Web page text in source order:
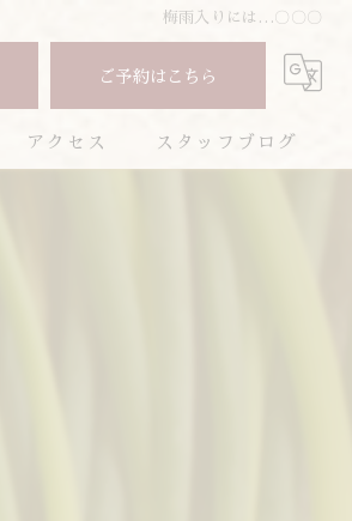
梅雨入りには…〇〇〇
ご予約はこちら
アクセス スタッフブログ